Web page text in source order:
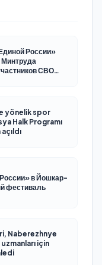
России»
СВО
yönelik spor
Halk Programı
в Йошкар-
фестиваль
Naberezhnye
için